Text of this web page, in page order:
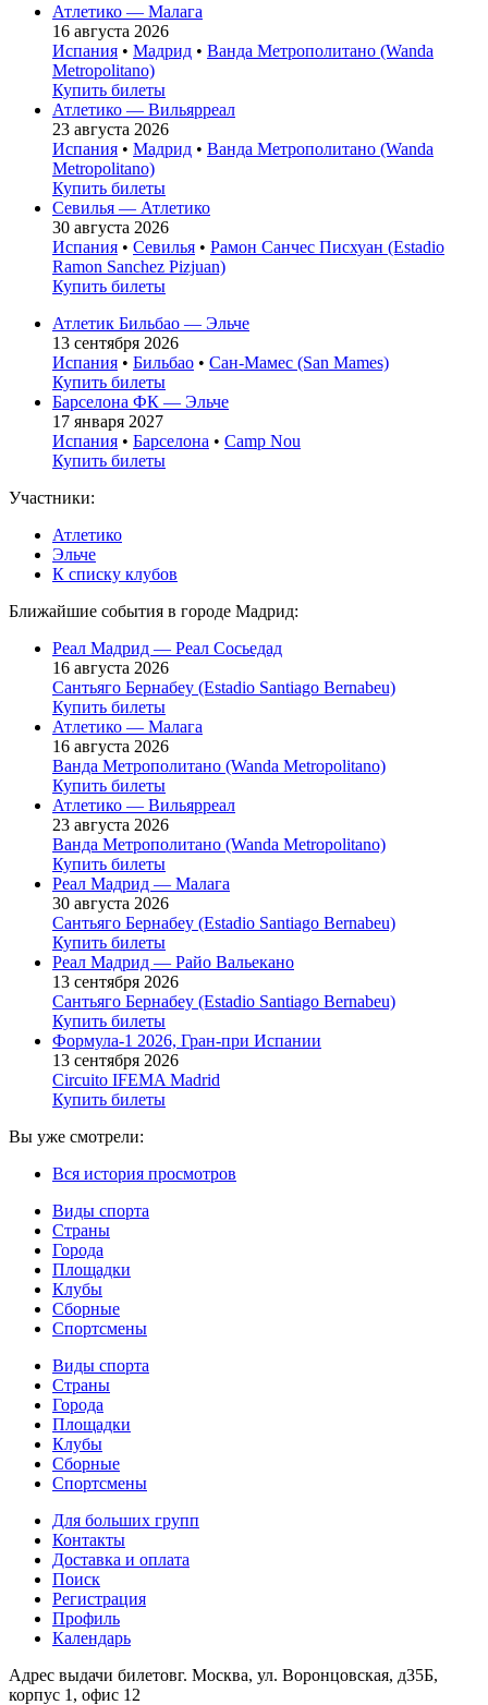
Атлетико — Малага
16 августа 2026
Испания • Мадрид • Ванда Метрополитано (Wanda
Metropolitano)
Купить билеты
Атлетико — Вильярреал
23 августа 2026
Испания • Мадрид • Ванда Метрополитано (Wanda
Metropolitano)
Купить билеты
Севилья — Атлетико
30 августа 2026
Испания • Севилья • Рамон Санчес Писхуан (Estadio
Ramon Sanchez Pizjuan)
Купить билеты
Атлетик Бильбао — Эльче
13 сентября 2026
Испания • Бильбао • Сан-Мамес (San Mames)
Купить билеты
Барселона ФК — Эльче
17 января 2027
Испания • Барселона • Camp Nou
Купить билеты
Участники:
Атлетико
Эльче
К списку клубов
Ближайшие события в городе Мадрид:
Реал Мадрид — Реал Сосьедад
16 августа 2026
Сантьяго Бернабеу (Estadio Santiago Bernabeu)
Купить билеты
Атлетико — Малага
16 августа 2026
Ванда Метрополитано (Wanda Metropolitano)
Купить билеты
Атлетико — Вильярреал
23 августа 2026
Ванда Метрополитано (Wanda Metropolitano)
Купить билеты
Реал Мадрид — Малага
30 августа 2026
Сантьяго Бернабеу (Estadio Santiago Bernabeu)
Купить билеты
Реал Мадрид — Райо Вальекано
13 сентября 2026
Сантьяго Бернабеу (Estadio Santiago Bernabeu)
Купить билеты
Формула-1 2026, Гран-при Испании
13 сентября 2026
Circuito IFEMA Madrid
Купить билеты
Вы уже смотрели:
Вся история просмотров
Виды спорта
Страны
Города
Площадки
Клубы
Сборные
Спортсмены
Виды спорта
Страны
Города
Площадки
Клубы
Сборные
Спортсмены
Для больших групп
Контакты
Доставка и оплата
Поиск
Регистрация
Профиль
Календарь
Адрес выдачи билетовг. Москва, ул. Воронцовская, д35Б,
корпус 1, офис 12